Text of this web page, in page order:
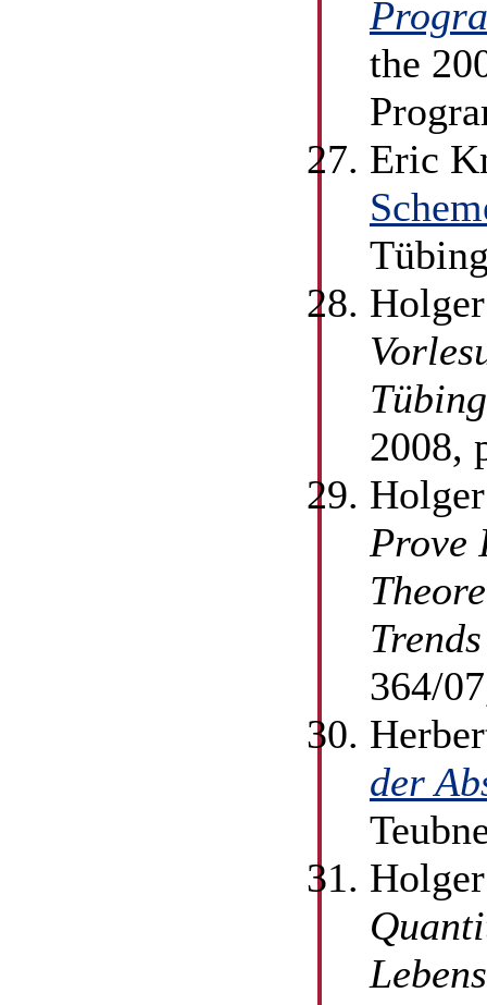
the
Eric
2008,
Prove
364/
der